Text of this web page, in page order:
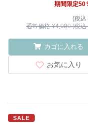
期間限定50
(税込
通常価格 ¥4,000 (税
カゴに入れる
お気に入り
SALE